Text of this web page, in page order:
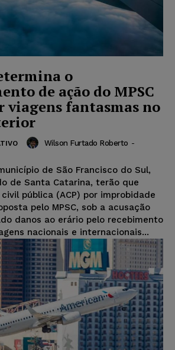
o
de ação do MPSC
viagens fantasmas no
Wilson Furtado Roberto -
de São Francisco do Sul,
de Santa Catarina, terão que
pública (ACP) por improbidade
pelo MPSC, sob a acusação
danos ao erário pelo recebimento
nacionais e internacionais...